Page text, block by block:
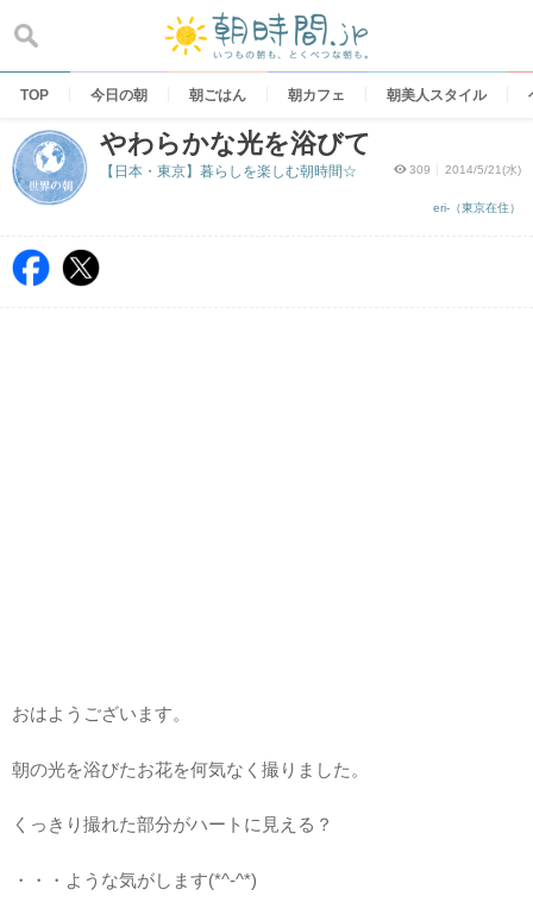
content
TOP 今日の朝 朝ごはん 朝カフェ 朝美人スタイル
やわらかな光を浴びて
309 2014/5/21(水)
eri-（東京在住）
【日本・東京】暮らしを楽しむ朝時間☆
おはようございます。
朝の光を浴びたお花を何気なく撮りました。
くっきり撮れた部分がハートに見える？
・・・ような気がします(*^-^*)